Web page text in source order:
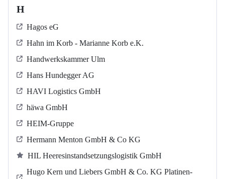
H
Hagos eG
Hahn im Korb - Marianne Korb e.K.
Handwerkskammer Ulm
Hans Hundegger AG
HAVI Logistics GmbH
häwa GmbH
HEIM-Gruppe
Hermann Menton GmbH & Co KG
HIL Heeresinstandsetzungslogistik GmbH
Hugo Kern und Liebers GmbH & Co. KG Platinen-